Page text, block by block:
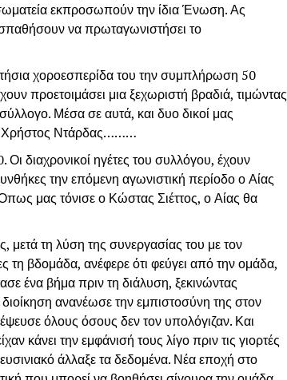
εκπροσωπούν την ίδια Ένωση. Ας
να πρωταγωνιστήσει το
χοροεσπερίδα του την συμπλήρωση 50
προετοιμάσει μια ξεχωριστή βραδιά, τιμώντας
Μέσα σε αυτά, και δυο δικοί μας
Χρήστος Ντάρδας………
διαχρονικοί ηγέτες του συλλόγου, έχουν
την επόμενη αγωνιστική περίοδο ο Αίας
μας τόνισε ο Κώστας Σιέττος, ο Αίας θα
τη λύση της συνεργασίας του με τον
βδομάδα, ανέφερε ότι φεύγει από την ομάδα,
ένα βήμα πριν τη διάλυση, ξεκινώντας
ανανέωσε την εμπιστοσύνη της στον
όλους όσους δεν τον υπολόγιζαν. Και
κάνει την εμφάνισή τους λίγο πριν τις γιορτές
άλλαξε τα δεδομένα. Νέα εποχή στο